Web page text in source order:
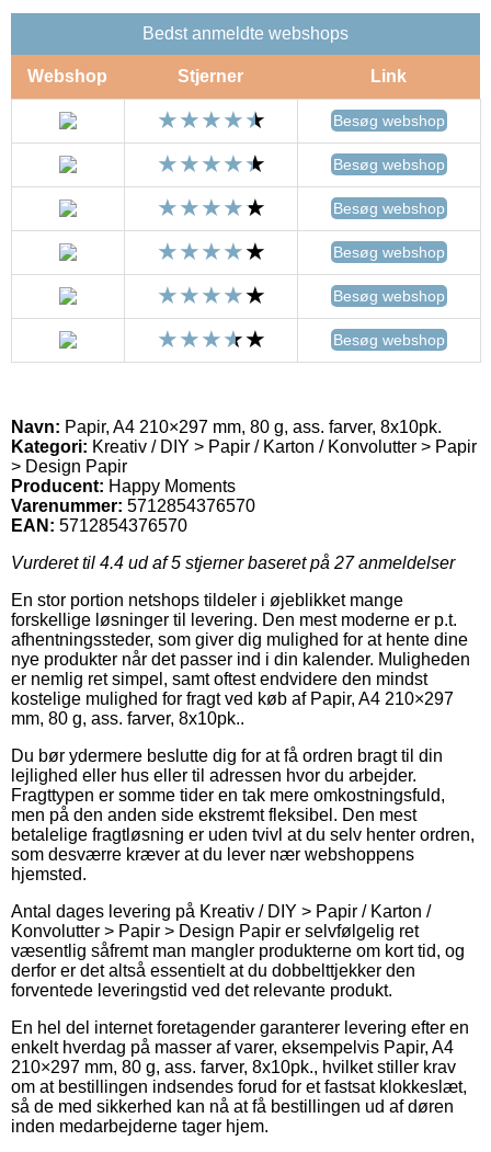
Bedst anmeldte webshops
Webshop Stjerner Link
Besøg webshop
Besøg webshop
Besøg webshop
Besøg webshop
Besøg webshop
Besøg webshop
Navn: Papir, A4 210×297 mm, 80 g, ass. farver, 8x10pk.
Kategori: Kreativ / DIY > Papir / Karton / Konvolutter > Papir
> Design Papir
Producent: Happy Moments
Varenummer: 5712854376570
EAN: 5712854376570
Vurderet til 4.4 ud af 5 stjerner baseret på 27anmeldelser
En stor portion netshops tildeler i øjeblikket mange
forskellige løsninger til levering. Den mest moderne er p.t.
afhentningssteder, som giver dig mulighed for at hente dine
nye produkter når det passer ind i din kalender. Muligheden
er nemlig ret simpel, samt oftest endvidere den mindst
kostelige mulighed for fragt ved køb af Papir, A4 210×297
mm, 80 g, ass. farver, 8x10pk..
Du bør ydermere beslutte dig for at få ordren bragt til din
lejlighed eller hus eller til adressen hvor du arbejder.
Fragttypen er somme tider en tak mere omkostningsfuld,
men på den anden side ekstremt fleksibel. Den mest
betalelige fragtløsning er uden tvivl at du selv henter ordren,
som desværre kræver at du lever nær webshoppens
hjemsted.
Antal dages levering på Kreativ / DIY > Papir / Karton /
Konvolutter > Papir > Design Papir er selvfølgelig ret
væsentlig såfremt man mangler produkterne om kort tid, og
derfor er det altså essentielt at du dobbelttjekker den
forventede leveringstid ved det relevante produkt.
En hel del internet foretagender garanterer levering efter en
enkelt hverdag på masser af varer, eksempelvis Papir, A4
210×297 mm, 80 g, ass. farver, 8x10pk., hvilket stiller krav
om at bestillingen indsendes forud for et fastsat klokkeslæt,
så de med sikkerhed kan nå at få bestillingen ud af døren
inden medarbejderne tager hjem.